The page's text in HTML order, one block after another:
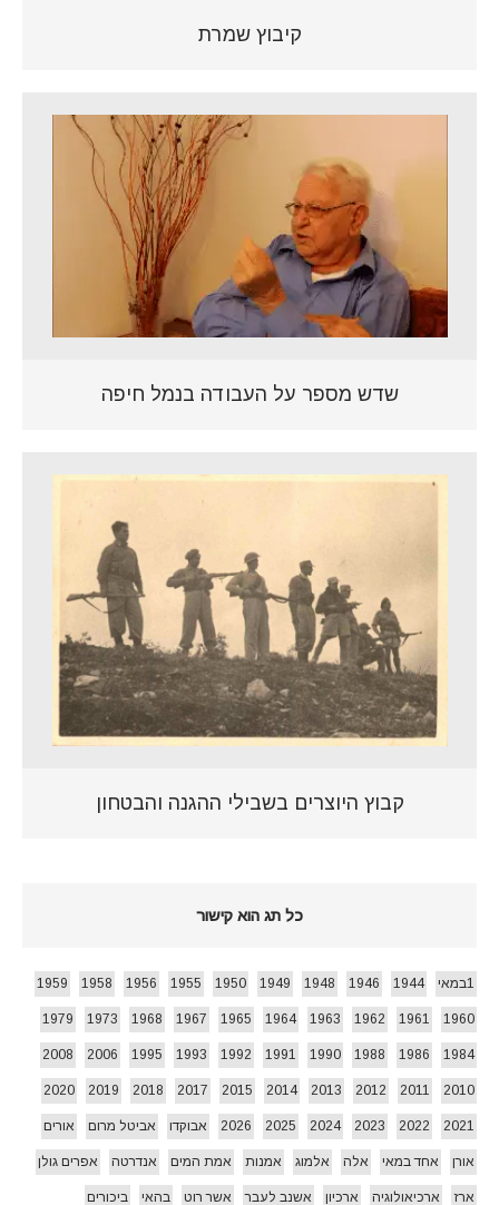
קיבוץ שמרת
שדש מספר על העבודה בנמל חיפה
קבוץ היוצרים בשבילי ההגנה והבטחון
כל תג הוא קישור
1במאי 1944
1946
1948
1949
1950
1955
1956
1958
1959
1960
1961
1962
1963
1964
1965
1967
1968
1973
1979
1984
1986
1988
1990
1991
1992
1993
1995
2006
2008
2010
2011
2012
2013
2014
2015
2017
2018
2019
2020
2021
2022
2023
2024
2025
2026 אבוקדו אביטל מרום אורים
אורן אחד במאי אלה אלמוג אמנות אמת המים אנדרטה אפרים גולן
ארז ארכיאולוגיה ארכיון אשנב לעבר אשר רוט בהאי ביכורים